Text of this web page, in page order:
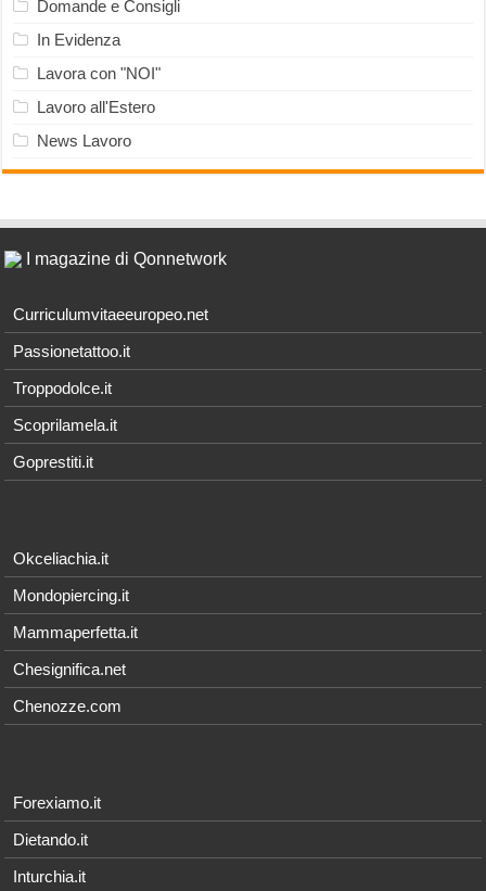
Domande e Consigli
In Evidenza
Lavora con "NOI"
Lavoro all'Estero
News Lavoro
I magazine di Qonnetwork
Curriculumvitaeeuropeo.net
Passionetattoo.it
Troppodolce.it
Scoprilamela.it
Goprestiti.it
Okceliachia.it
Mondopiercing.it
Mammaperfetta.it
Chesignifica.net
Chenozze.com
Forexiamo.it
Dietando.it
Inturchia.it